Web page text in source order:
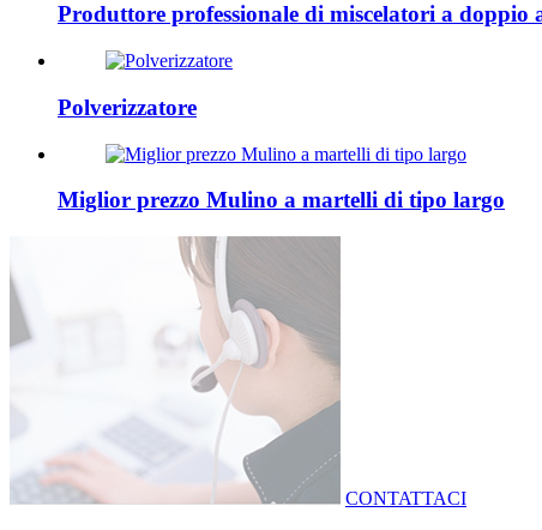
Produttore professionale di miscelatori a doppio
Polverizzatore
Miglior prezzo Mulino a martelli di tipo largo
CONTATTACI